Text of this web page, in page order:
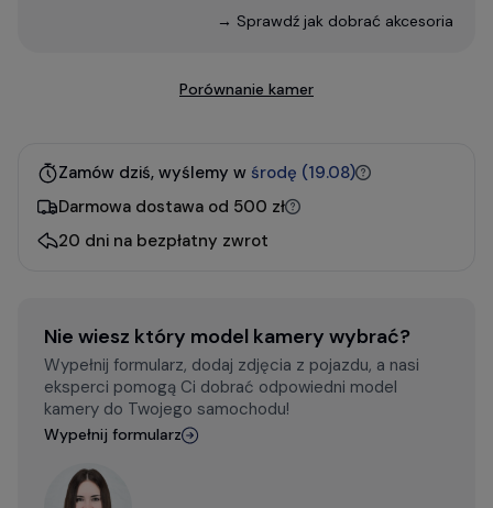
→ Sprawdź jak dobrać akcesoria
Porównanie kamer
Zamów dziś, wyślemy w środę (19.08)
Darmowa dostawa od 500 zł
20 dni na bezpłatny zwrot
Nie wiesz który model kamery wybrać?
Wypełnij formularz, dodaj zdjęcia z pojazdu, a nasi
eksperci pomogą Ci dobrać odpowiedni model
kamery do Twojego samochodu!
Wypełnij formularz